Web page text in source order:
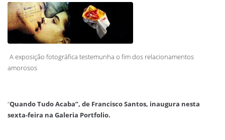
A exposição fotográfica testemunha o fim dos relacionamentos
amorosos
“Quando Tudo Acaba”, de Francisco Santos, inaugura nesta
sexta-feira na Galeria Portfolio.